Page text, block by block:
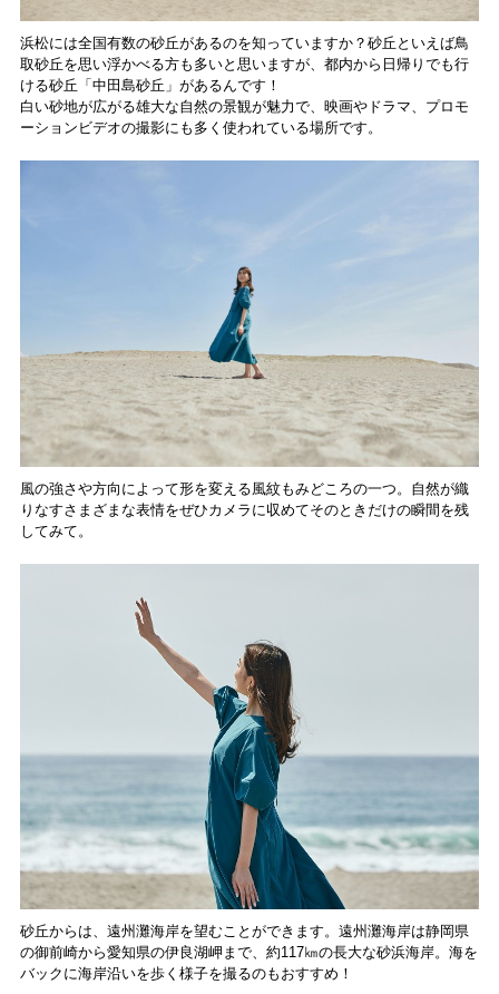
浜松には全国有数の砂丘があるのを知っていますか？砂丘といえば鳥
取砂丘を思い浮かべる方も多いと思いますが、都内から日帰りでも行
ける砂丘「中田島砂丘」があるんです！
白い砂地が広がる雄大な自然の景観が魅力で、映画やドラマ、プロモ
ーションビデオの撮影にも多く使われている場所です。
風の強さや方向によって形を変える風紋もみどころの一つ。自然が織
りなすさまざまな表情をぜひカメラに収めてそのときだけの瞬間を残
してみて。
砂丘からは、遠州灘海岸を望むことができます。遠州灘海岸は静岡県
の御前崎から愛知県の伊良湖岬まで、約117㎞の長大な砂浜海岸。海を
バックに海岸沿いを歩く様子を撮るのもおすすめ！